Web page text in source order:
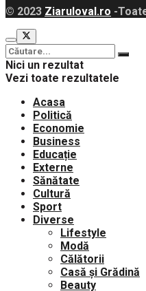
© 2023 Ziaruloval.ro -
Nici un rezultat
Vezi toate rezultatele
Acasa
Politică
Economie
Business
Educație
Externe
Sănătate
Cultură
Sport
Diverse
Lifestyle
Modă
Călătorii
Casă și Grădină
Beauty